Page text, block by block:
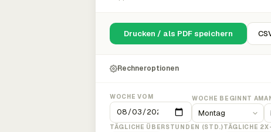
Drucken / als PDF speichern
Rechneroptionen
WOCHE VOM WOCHE BEGINNT AM
TÄGLICHE ÜBERSTUNDEN (STD.)TÄGLICHE